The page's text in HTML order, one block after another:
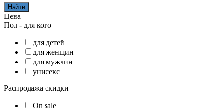
Найти
Цена
Пол - для кого
для детей
для женщин
для мужчин
унисекс
Распродажа скидки
On sale